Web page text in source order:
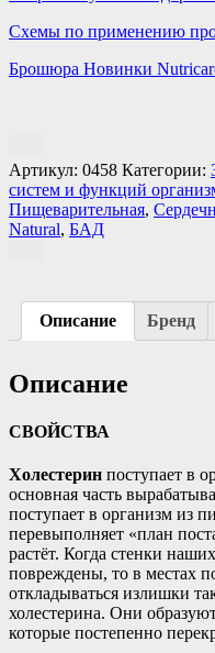
Схемы по применению
Брошюра Новинки
Артикул: 0458 Категории:
систем и функций
Пищеварительная,
Natural, БАД
Описание Бренд
Описание
СВОЙСТВА
Холестерин поступает в
основная часть
поступает в организм из
перевыполняет «план
растёт. Когда стенки
повреждены, то в местах
откладываться излишки
холестерина. Они
которые постепенно